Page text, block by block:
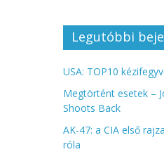
Legutóbbi
USA: TOP10
Megtörtént esetek –
Shoots Back
AK-47: a CIA első
róla